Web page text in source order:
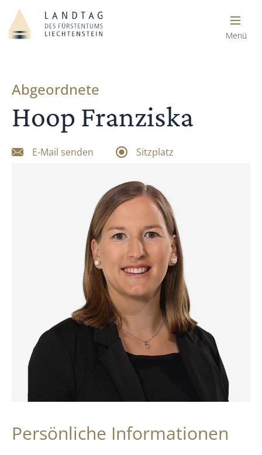
Menü
Abgeordnete
Hoop Franziska
E-Mail senden Sitzplatz
Persönliche Informationen